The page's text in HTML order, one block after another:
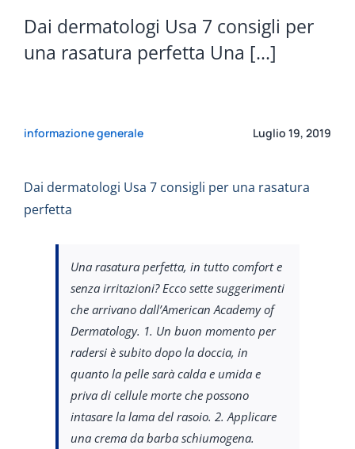
Dai dermatologi Usa 7 consigli per
una rasatura perfetta Una [...]
informazione generale Luglio 19, 2019
Dai dermatologi Usa 7 consigli per una rasatura
perfetta
Una rasatura perfetta, in tutto comfort e
senza irritazioni? Ecco sette suggerimenti
che arrivano dall’American Academy of
Dermatology. 1. Un buon momento per
radersi è subito dopo la doccia, in
quanto la pelle sarà calda e umida e
priva di cellule morte che possono
intasare la lama del rasoio. 2. Applicare
una crema da barba schiumogena.